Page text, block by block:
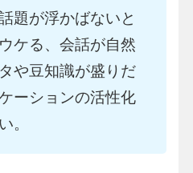
題が浮かばないと
ケる、会話が自然
や豆知識が盛りだ
ーションの活性化
。